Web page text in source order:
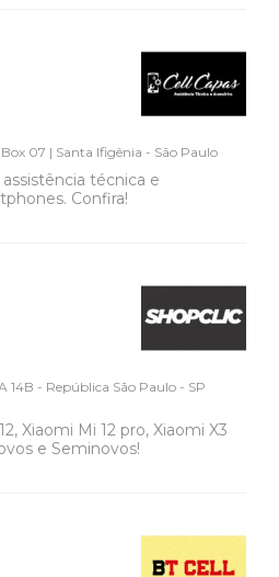
07 | Santa Ifigênia - São Paulo
técnica e
Confira!
14B - República São Paulo - SP
Xiaomi Mi 12 pro, Xiaomi X3
e Seminovos!